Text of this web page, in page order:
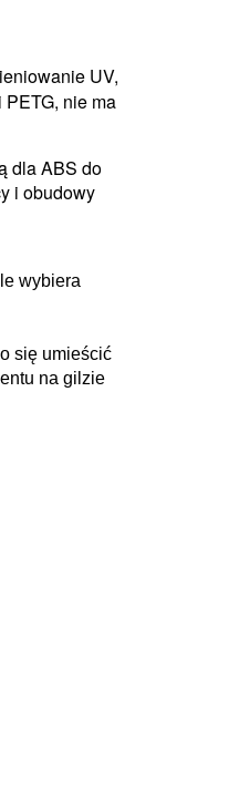
UV,
nie ma
dla ABS do
i obudowy
wybiera
się umieścić
na gilzie